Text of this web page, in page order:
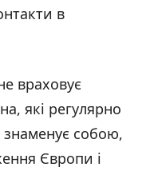
в
враховує
які регулярно
знаменує собою,
Європи і